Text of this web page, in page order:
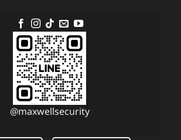
@maxwellsecurity